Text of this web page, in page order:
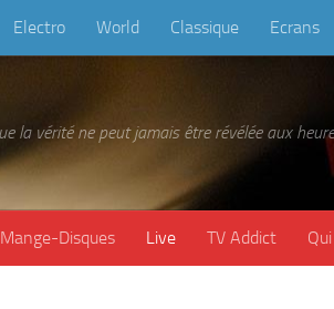
Electro World Classique Ecrans
la vérité ne peut jamais être révélée aux
Mange-Disques Live TV Addict